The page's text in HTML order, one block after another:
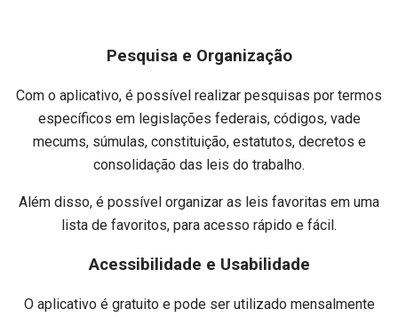
Pesquisa e Organização
Com o aplicativo, é possível realizar pesquisas por termos
específicos em legislações federais, códigos, vade
mecums, súmulas, constituição, estatutos, decretos e
consolidação das leis do trabalho.
Além disso, é possível organizar as leis favoritas em uma
lista de favoritos, para acesso rápido e fácil.
Acessibilidade e Usabilidade
O aplicativo é gratuito e pode ser utilizado mensalmente